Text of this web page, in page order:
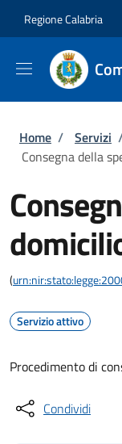
Regione Calabria
Briciole
Home / Servizi
Consegna della
(
Servizio attivo
Procedimento di
Condividi